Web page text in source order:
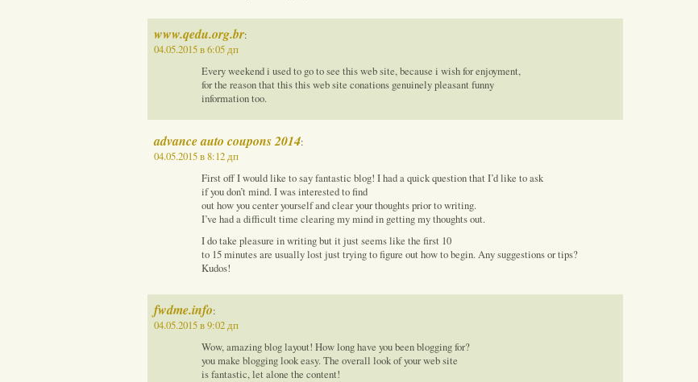
www.qedu.org.br:
04.05.2015 в 6:05 дп
Every weekend i used to go to see this web site, because i wish for enjoyment,
for the reason that this this web site conations genuinely pleasant funny
information too.
advance auto coupons 2014:
04.05.2015 в 8:12 дп
First off I would like to say fantastic blog! I had a quick question that I’d like to ask
if you don’t mind. I was interested to find
out how you center yourself and clear your thoughts prior to writing.
I’ve had a difficult time clearing my mind in getting my thoughts out.
I do take pleasure in writing but it just seems like the first 10
to 15 minutes are usually lost just trying to figure out how to begin. Any suggestions or tips?
Kudos!
fwdme.info:
04.05.2015 в 9:02 дп
Wow, amazing blog layout! How long have you been blogging for?
you make blogging look easy. The overall look of your web site
is fantastic, let alone the content!